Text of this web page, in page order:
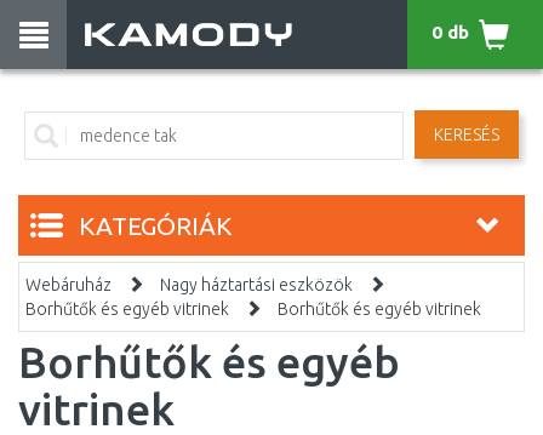
KERESÉS
0 db
KATEGÓRIÁK
Webáruház
Nagy háztartási eszközök
Borhűtők és egyéb vitrinek
Borhűtők és egyéb vitrinek
Borhűtők és egyéb
vitrinek